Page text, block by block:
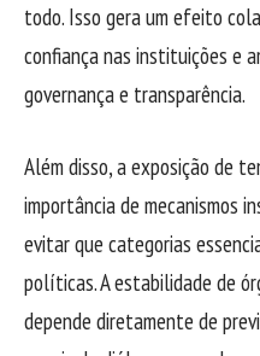
todo. Isso gera um efeito
confiança nas instituições e
governança e transparência.
Além disso, a exposição de
importância de mecanismos
evitar que categorias
políticas. A estabilidade de
depende diretamente de